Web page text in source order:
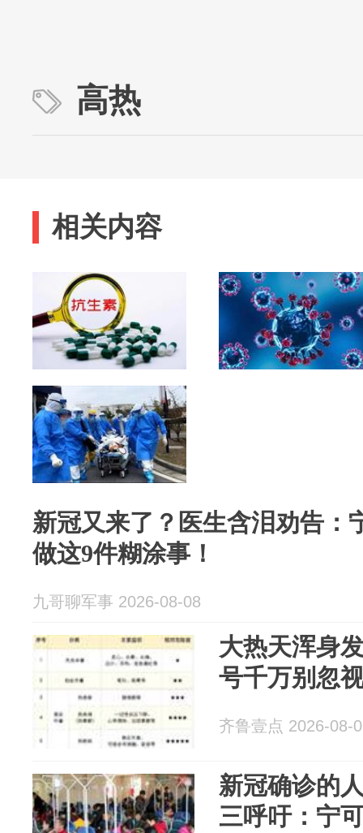
高热
相关内容
新冠又来了？医生含泪劝告：
做这9件糊涂事！
九哥聊军事 2026-08-08
大热天浑身
号千万别忽
齐鲁壹点 2026-08-
新冠确诊的
三呼吁：宁